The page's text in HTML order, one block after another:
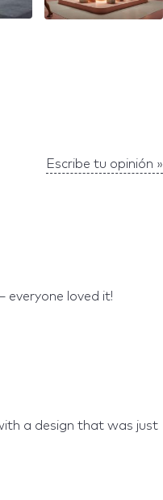
Escribe tu opinión »
everyone loved it!
a design that was just